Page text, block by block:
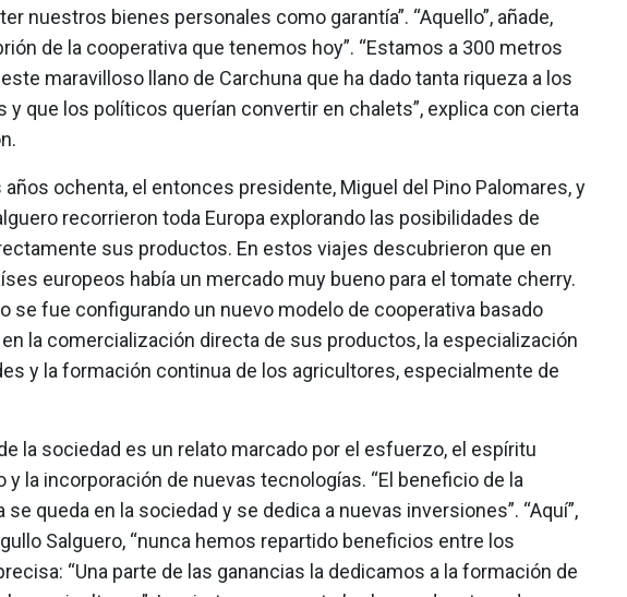
nuestros bienes personales como garantía”. “Aquello”, añade,
de la cooperativa que tenemos hoy”. “Estamos a 300 metros
maravilloso llano de Carchuna que ha dado tanta riqueza a los
y que los políticos querían convertir en chalets”, explica con cierta
años ochenta, el entonces presidente, Miguel del Pino Palomares, y
recorrieron toda Europa explorando las posibilidades de
sus productos. En estos viajes descubrieron que en
europeos había un mercado muy bueno para el tomate cherry.
se fue configurando un nuevo modelo de cooperativa basado
la comercialización directa de sus productos, la especialización
y la formación continua de los agricultores, especialmente de
la sociedad es un relato marcado por el esfuerzo, el espíritu
y la incorporación de nuevas tecnologías. “El beneficio de la
queda en la sociedad y se dedica a nuevas inversiones”. “Aquí”,
Salguero, “nunca hemos repartido beneficios entre los
“Una parte de las ganancias la dedicamos a la formación de